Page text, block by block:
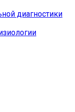
диагностики